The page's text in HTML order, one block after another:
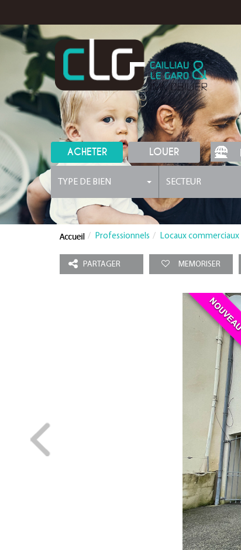
ACHETER LOUER
TYPE DE BIEN SECTEUR
Professionnels Locaux commerciaux
PARTAGER MEMORISER